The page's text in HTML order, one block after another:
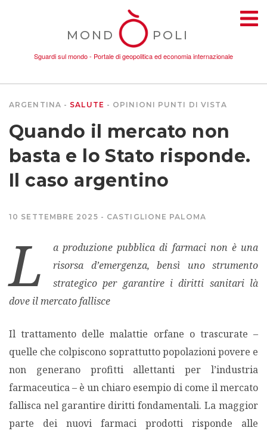
MOND POLI
Sguardi sul mondo - Portale di geopolitica ed economia internazionale
AMBIENTE
CONFLITTI
DONNE
ECONOMIA
MIGRAZIONI
SALUTE
EDITORIALI
PUNTI DI VISTA
ARGENTINA SALUTE OPINIONI PUNTI DI VISTA
Quando il mercato non
basta e lo Stato risponde.
Il caso argentino
10 SETTEMBRE 2025 CASTIGLIONE PALOMA
L
a produzione pubblica di farmaci non è una
risorsa d’emergenza, bensì uno strumento
strategico per garantire i diritti sanitari là
dove il mercato fallisce
Il trattamento delle malattie orfane o trascurate –
quelle che colpiscono soprattutto popolazioni povere e
non generano profitti allettanti per l’industria
farmaceutica – è un chiaro esempio di come il mercato
fallisca nel garantire diritti fondamentali. La maggior
parte dei nuovi farmaci prodotti risponde alle